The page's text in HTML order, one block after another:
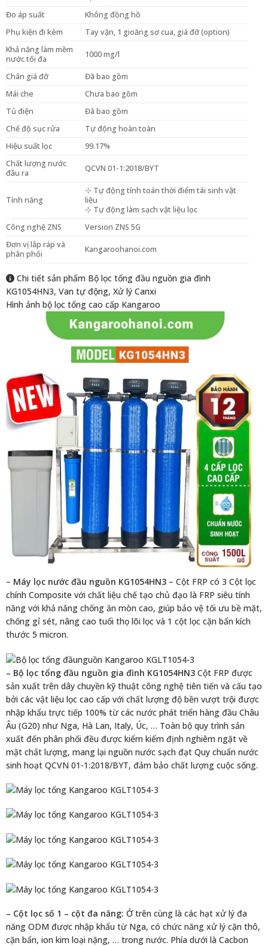
Đo áp suất
Không đồng hồ
Phụ kiện đi kèm
Tay vặn, 1 gioăng sơ cua, giá đỡ (option)
Khả năng làm mềm
nước tối đa
1000 mg/l
Chân giá đỡ
Đã bao gồm
Mái che
Chưa bao gồm
Tủ điện
Đã bao gồm
Chế độ sục rửa
Tự động hoàn toàn
Hiệu suất lọc
99.17%
Chất lượng nước
đầu ra
QCVN 01-1:2018/BYT
Tính năng
⊹ Tự động tính toán thời điểm tái sinh vật
liệu
⊹ Tự động làm sạch vật liệu lọc
Công nghệ ZNS
Version ZNS 5G
Đơn vị lắp ráp và
phân phối
Kangaroohanoi.com
Chi tiết sản phẩm Bộ lọc tổng đầu nguồn gia đình
KG1054HN3, Van tự động, Xử lý Canxi
Hình ảnh bộ lọc tổng cao cấp Kangaroo
– Máy lọc nước đầu nguồn KG1054HN3 – Cột FRP có 3 Cột lọc
chính Composite với chất liệu chế tạo chủ đạo là FRP siêu tính
năng với khả năng chống ăn mòn cao, giúp bảo vệ tối ưu bề mặt,
chống gỉ sét, nâng cao tuổi thọ lõi lọc và 1 cột lọc cặn bẩn kích
thước 5 micron.
– Bộ lọc tổng đầu nguồn gia đình KG1054HN3 Cột FRP được
sản xuất trên dây chuyền kỹ thuật công nghệ tiên tiến và cấu tạo
bởi các vật liệu lọc cao cấp với chất lượng độ bền vượt trội được
nhập khẩu trực tiếp 100% từ các nước phát triển hàng đầu Châu
Âu (G20) như Nga, Hà Lan, Italy, Úc, … Toàn bộ quy trình sản
xuất đến phân phối đều được kiểm kiểm định nghiêm ngặt về
mặt chất lượng, mang lại nguồn nước sạch đạt Quy chuẩn nước
sinh hoạt QCVN 01-1:2018/BYT, đảm bảo chất lượng cuộc sống.
– Cột lọc số 1 – cột đa năng: Ở trên cùng là các hạt xử lý đa
năng ODM được nhập khẩu từ Nga, có chức năng xử lý cặn thô,
cặn bẩn, ion kim loại nặng, … trong nước. Phía dưới là Cacbon